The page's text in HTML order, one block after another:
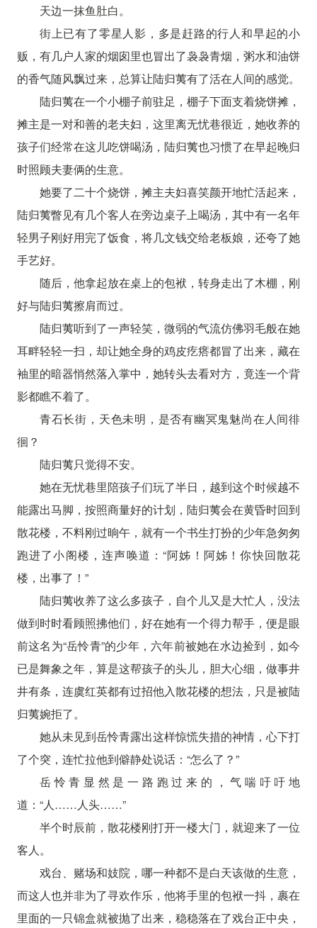
天边一抹鱼肚白。
街上已有了零星人影，多是赶路的行人和早起的小
贩，有几户人家的烟囱里也冒出了袅袅青烟，粥水和油饼
的香气随风飘过来，总算让陆归荑有了活在人间的感觉。
陆归荑在一个小棚子前驻足，棚子下面支着烧饼摊，
摊主是一对和善的老夫妇，这里离无忧巷很近，她收养的
孩子们经常在这儿吃饼喝汤，陆归荑也习惯了在早起晚归
时照顾夫妻俩的生意。
她要了二十个烧饼，摊主夫妇喜笑颜开地忙活起来，
陆归荑瞥见有几个客人在旁边桌子上喝汤，其中有一名年
轻男子刚好用完了饭食，将几文钱交给老板娘，还夸了她
手艺好。
随后，他拿起放在桌上的包袱，转身走出了木棚，刚
好与陆归荑擦肩而过。
陆归荑听到了一声轻笑，微弱的气流仿佛羽毛般在她
耳畔轻轻一扫，却让她全身的鸡皮疙瘩都冒了出来，藏在
袖里的暗器悄然落入掌中，她转头去看对方，竟连一个背
影都瞧不着了。
青石长街，天色未明，是否有幽冥鬼魅尚在人间徘
徊？
陆归荑只觉得不安。
她在无忧巷里陪孩子们玩了半日，越到这个时候越不
能露出马脚，按照商量好的计划，陆归荑会在黄昏时回到
散花楼，不料刚过晌午，就有一个书生打扮的少年急匆匆
跑进了小阁楼，连声唤道：“阿姊！阿姊！你快回散花
楼，出事了！”
陆归荑收养了这么多孩子，自个儿又是大忙人，没法
做到时时看顾照拂他们，好在她有一个得力帮手，便是眼
前这名为“岳怜青”的少年，六年前被她在水边捡到，如今
已是舞象之年，算是这帮孩子的头儿，胆大心细，做事井
井有条，连虞红英都有过招他入散花楼的想法，只是被陆
归荑婉拒了。
她从未见到岳怜青露出这样惊慌失措的神情，心下打
了个突，连忙拉他到僻静处说话：“怎么了？”
岳怜青显然是一路跑过来的，气喘吁吁地
道：“人……人头……”
半个时辰前，散花楼刚打开一楼大门，就迎来了一位
客人。
戏台、赌场和妓院，哪一种都不是白天该做的生意，
而这人也并非为了寻欢作乐，他将手里的包袱一抖，裹在
里面的一只锦盒就被抛了出来，稳稳落在了戏台正中央，